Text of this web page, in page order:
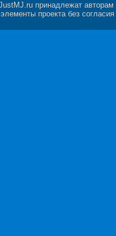
принадлежат авторам
проекта без согласия